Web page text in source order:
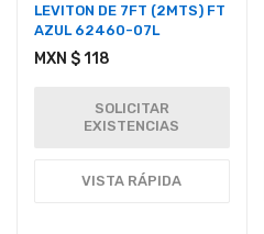
LEVITON DE 7FT (2MTS) FT
AZUL 62460-07L
MXN $ 118
SOLICITAR
EXISTENCIAS
VISTA RÁPIDA